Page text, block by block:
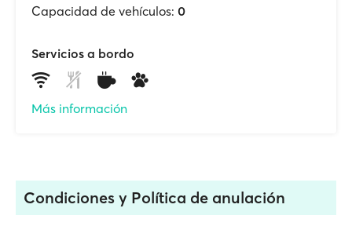
Capacidad de vehículos: 0
Servicios a bordo
Más información
Condiciones y Política de anulación